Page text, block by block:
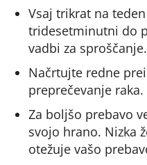
Vsaj trikrat na
tridesetminutni do
vadbi za sproščanje.
Načrtujte redne
preprečevanje raka.
Za boljšo prebavo
svojo hrano. Nizka
otežuje vašo